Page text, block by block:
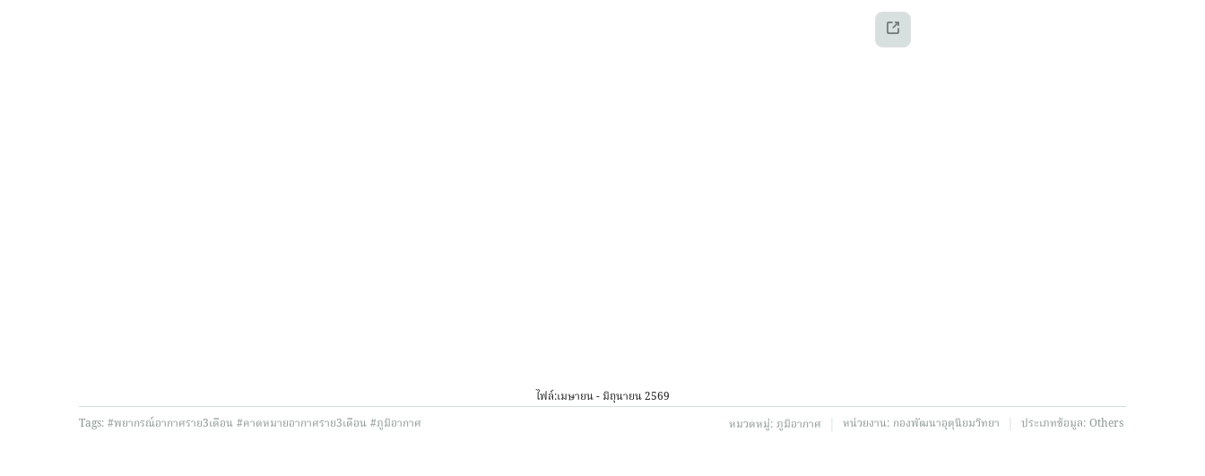
ไฟล์:เมษายน - มิถุนายน 2569
Tags: #พยากรณ์อากาศราย3เดือน #คาดหมายอากาศราย3เดือน #ภูมิอากาศ หมวดหมู่: ภูมิอากาศ หน่วยงาน: กองพัฒนาอุตุนิยมวิทยา ประเภทข้อมูล: Others